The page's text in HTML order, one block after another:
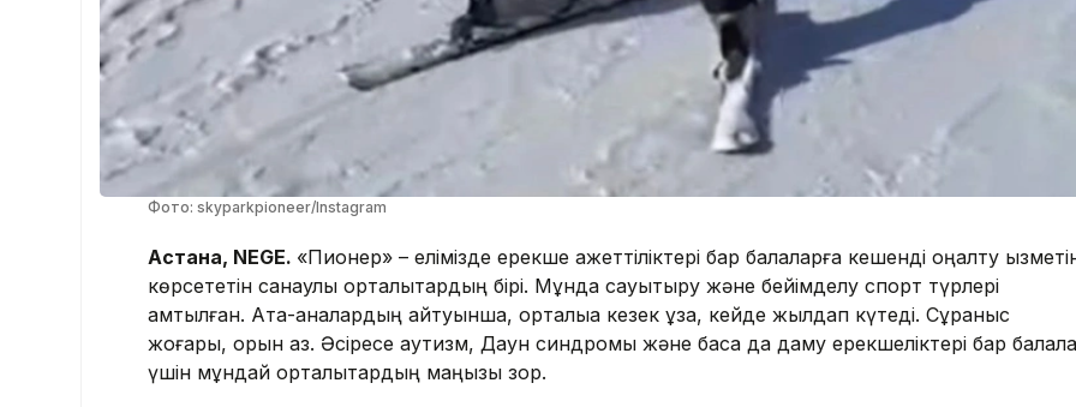
Фото: skyparkpioneer/Instagram
Астана, NEGE. «Пионер» – елімізде ерекше қажеттіліктері бар балаларға кешенді оңалту
көрсететін санаулы орталықтардың бірі. Мұнда сауықтыру және бейімделу спорт түрлері
қамтылған. Ата-аналардың айтуынша, орталыққа кезек ұзақ, кейде жылдап күтеді. Сұраныс
жоғары, орын аз. Әсіресе аутизм, Даун синдромы және басқа да даму ерекшеліктері бар
үшін мұндай орталықтардың маңызы зор.